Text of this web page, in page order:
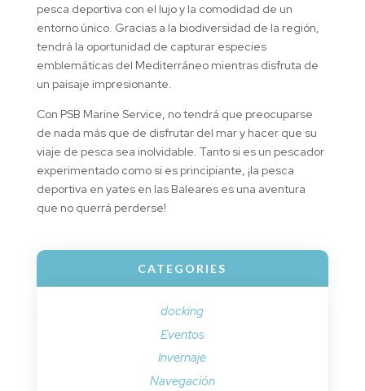
pesca deportiva con el lujo y la comodidad de un
entorno único. Gracias a la biodiversidad de la región,
tendrá la oportunidad de capturar especies
emblemáticas del Mediterráneo mientras disfruta de
un paisaje impresionante.
Con PSB Marine Service, no tendrá que preocuparse
de nada más que de disfrutar del mar y hacer que su
viaje de pesca sea inolvidable. Tanto si es un pescador
experimentado como si es principiante, ¡la pesca
deportiva en yates en las Baleares es una aventura
que no querrá perderse!
CATEGORIES
docking
Eventos
Invernaje
Navegación